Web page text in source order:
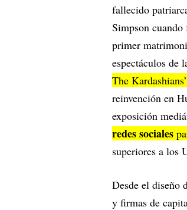
fallecido
Simpson
primer
espectáculos de
The
reinvención en
exposición
redes sociales
superiores a los
Desde el diseño
y firmas de